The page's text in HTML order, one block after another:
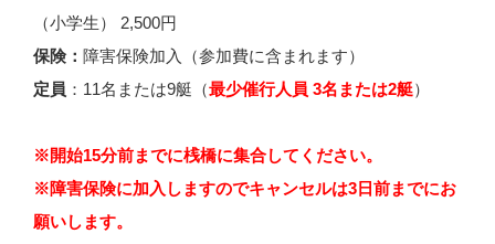
（小学生） 2,500円
保険： 障害保険加入（参加費に含まれます）
定員 ：11名または9艇（最少催行人員 3名または2艇）
※開始15分前までに桟橋に集合してください。
※障害保険に加入しますのでキャンセルは3日前までにお
願いします。